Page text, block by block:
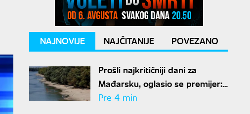
NAJNOVIJE NAJČITANIJE POVEZANO
Prošli najkritičniji dani za
Mađarsku, oglasio se premijer:
"Očuvali smo energetsku
Pre 4 min